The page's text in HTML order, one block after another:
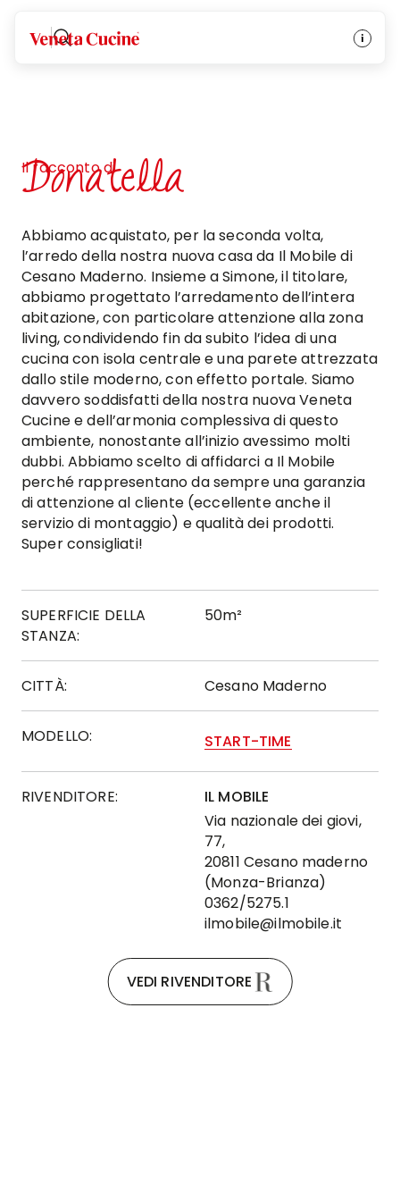
Veneta Cucine
Il racconto di
Donatella
Abbiamo acquistato, per la seconda volta,
l’arredo della nostra nuova casa da Il Mobile di
Cesano Maderno. Insieme a Simone, il titolare,
abbiamo progettato l’arredamento dell’intera
abitazione, con particolare attenzione alla zona
living, condividendo fin da subito l’idea di una
cucina con isola centrale e una parete attrezzata
dallo stile moderno, con effetto portale. Siamo
davvero soddisfatti della nostra nuova Veneta
Cucine e dell’armonia complessiva di questo
ambiente, nonostante all’inizio avessimo molti
dubbi. Abbiamo scelto di affidarci a Il Mobile
perché rappresentano da sempre una garanzia
di attenzione al cliente (eccellente anche il
servizio di montaggio) e qualità dei prodotti.
Super consigliati!
SUPERFICIE DELLA
STANZA:
50m²
CITTÀ: Cesano Maderno
MODELLO: START-TIME
RIVENDITORE:
IL MOBILE
Via nazionale dei giovi,
77,
20811 Cesano maderno
(Monza-Brianza)
0362/5275.1
ilmobile@ilmobile.it
VEDI RIVENDITORE